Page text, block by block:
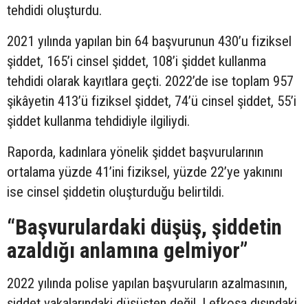
tehdidi oluşturdu.
2021 yılında yapılan bin 64 başvurunun 430’u fiziksel
şiddet, 165’i cinsel şiddet, 108’i şiddet kullanma
tehdidi olarak kayıtlara geçti. 2022’de ise toplam 957
şikâyetin 413’ü fiziksel şiddet, 74’ü cinsel şiddet, 55’i
şiddet kullanma tehdidiyle ilgiliydi.
Raporda, kadınlara yönelik şiddet başvurularının
ortalama yüzde 41’ini fiziksel, yüzde 22’ye yakınını
ise cinsel şiddetin oluşturduğu belirtildi.
“Başvurulardaki düşüş, şiddetin
azaldığı anlamına gelmiyor”
2022 yılında polise yapılan başvuruların azalmasının,